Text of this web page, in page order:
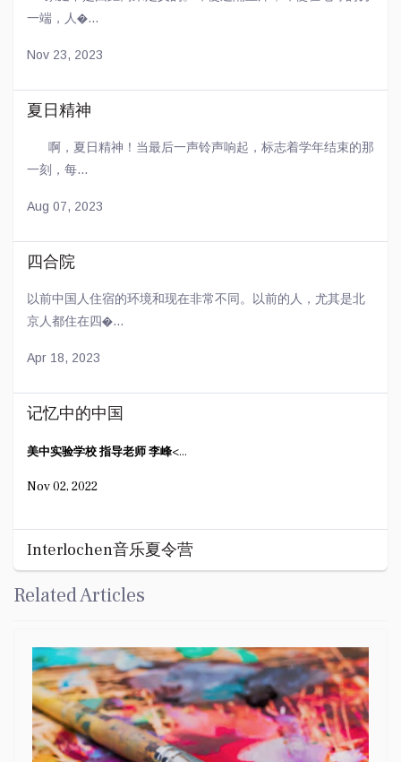
一端，人�...
Nov 23, 2023
夏日精神
啊，夏日精神！当最后一声铃声响起，标志着学年结束的那
一刻，每...
Aug 07, 2023
四合院
以前中国人住宿的环境和现在非常不同。以前的人，尤其是北
京人都住在四�...
Apr 18, 2023
记忆中的中国
美中实验学校 指导老师 李峰<...
Nov 02, 2022
Interlochen音乐夏令营
这个暑假我去了 密歇根的“Interlochen”音乐夏...
Related Articles